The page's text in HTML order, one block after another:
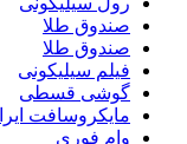
صندوق طلا
صندوق طلا
فیلم سیلیکونی
گوشی قسطی
مایکروسافت
وام فوری